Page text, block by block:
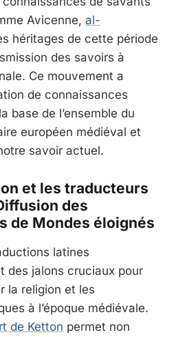
Avicenne, al-
héritages de cette période
des savoirs à
Ce mouvement a
de connaissances
base de l’ensemble du
européen médiéval et
savoir actuel.
et les traducteurs
des
de Mondes éloignés
latines
des jalons cruciaux pour
la religion et les
à l’époque médiévale.
de Ketton permet non